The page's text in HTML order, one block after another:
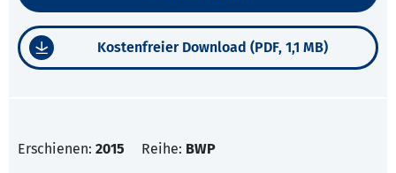
Kostenfreier Download (PDF, 1,1 MB)
Erschienen: 2015 Reihe: BWP